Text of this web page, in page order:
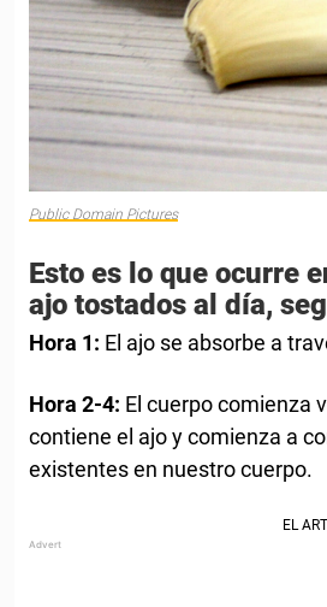
Public Domain Pictures
Esto es lo que ocurre
ajo tostados al día,
Hora 1: El ajo se absorbe a
Hora 2-4: El cuerpo comienza
contiene el ajo y comienza a
existentes en nuestro cuerpo.